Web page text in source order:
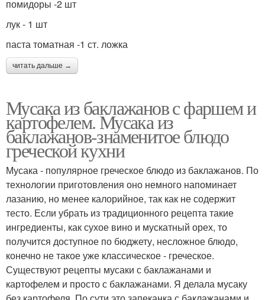
помидоры -2 шт
лук - 1 шт
паста томатная -1 ст. ложка
читать дальше →
Мусака из баклажанов с фаршем и
картофелем. Мусака из
баклажанов-знаменитое блюдо
греческой кухни
Мусака - популярное греческое блюдо из баклажанов. По
технологии приготовления оно немного напоминает
лазанию, но менее калорийное, так как не содержит
тесто. Если убрать из традиционного рецепта такие
ингредиенты, как сухое вино и мускатный орех, то
получится доступное по бюджету, несложное блюдо,
конечно не такое уже классическое - греческое.
Существуют рецепты мусаки с баклажанами и
картофелем и просто с баклажанами. Я делала мусаку